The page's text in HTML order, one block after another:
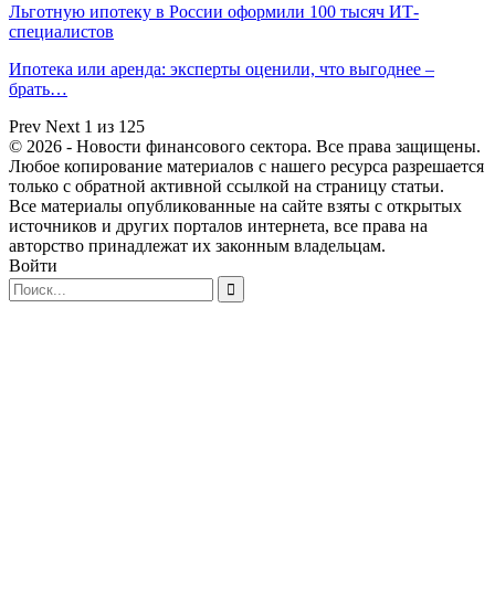
Льготную ипотеку в России оформили 100 тысяч ИТ-
специалистов
Ипотека или аренда: эксперты оценили, что выгоднее –
брать…
Prev Next 1 из 125
© 2026 - Новости финансового сектора. Все права защищены.
Любое копирование материалов с нашего ресурса разрешается
только с обратной активной ссылкой на страницу статьи.
Все материалы опубликованные на сайте взяты с открытых
источников и других порталов интернета, все права на
авторство принадлежат их законным владельцам.
Войти